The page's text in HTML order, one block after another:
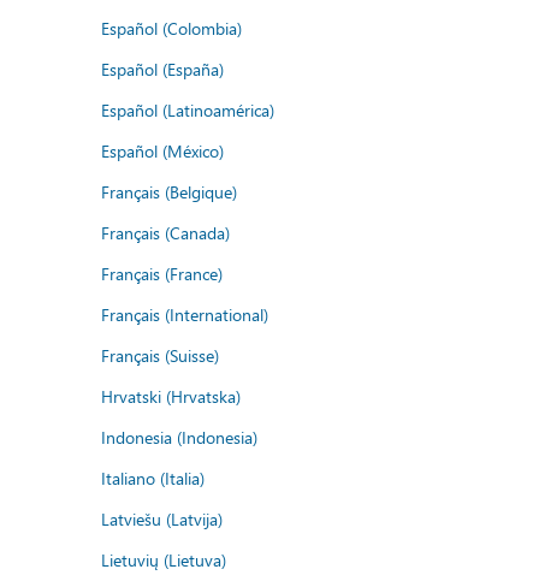
Español (Colombia)
Español (España)
Español (Latinoamérica)
Español (México)
Français (Belgique)
Français (Canada)
Français (France)
Français (International)
Français (Suisse)
Hrvatski (Hrvatska)
Indonesia (Indonesia)
Italiano (Italia)
Latviešu (Latvija)
Lietuvių (Lietuva)